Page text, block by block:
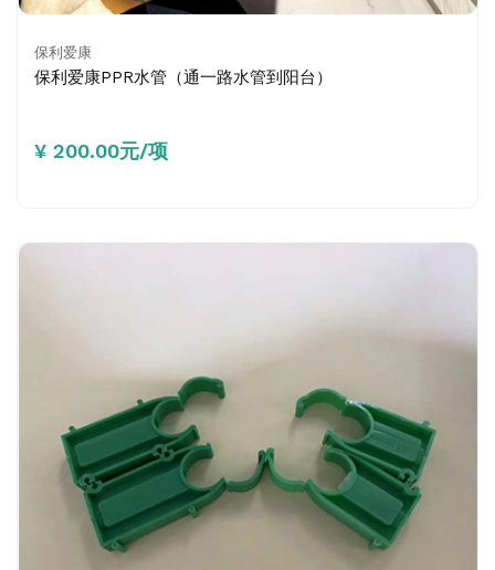
保利爱康
保利爱康PPR水管（通一路水管到阳台）
¥ 200.00元/项